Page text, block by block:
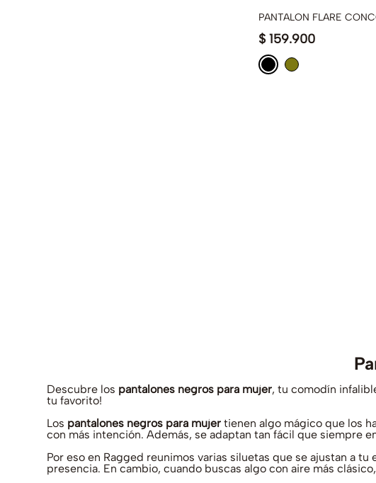
PANTALON FLARE
$ 159.900
Descubre los pantalones negros para mujer, tu comodín
tu favorito!
Los pantalones negros para mujertienen algo mágico que los
con más intención. Además, se adaptan tan fácil que siempre
Por eso en Ragged reunimos varias siluetas que se ajustan a
presencia. En cambio, cuando buscas algo con aire más